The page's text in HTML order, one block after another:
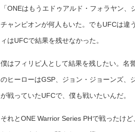
「ONEはもうエドゥアルド・フォラヤン
チャンピオンが何人もいた。でもUFCは違
ィはUFCで結果を残せなかった。
僕はフィリピ人として結果を残したい。名
のヒーローはGSP、ジョン・ジョーンズ、
が戦っていたUFCで、僕も戦いたいんだ。
それとONE Warrior Series PHで戦ったけ